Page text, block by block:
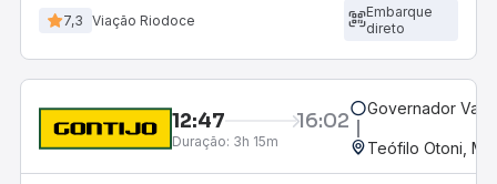
7,3 Viação Riodoce
Embarque
direto
12:47 16:02
Duração: 3h 15m
Governador
Teófilo Otoni, MG